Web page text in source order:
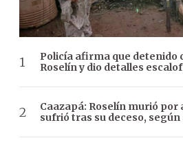
Policía afirma que detenido
Roselín y dio detalles
Caazapá: Roselín murió por
sufrió tras su deceso,